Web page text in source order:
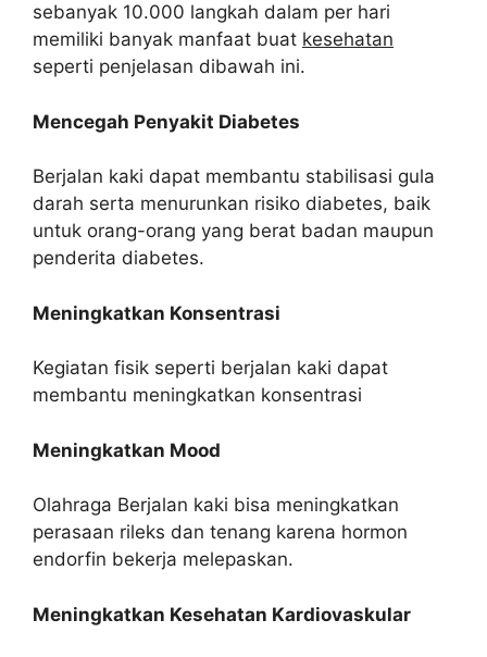
sebanyak 10.000 langkah dalam per hari
memiliki banyak manfaat buat kesehatan
seperti penjelasan dibawah ini.
Mencegah Penyakit Diabetes
Berjalan kaki dapat membantu stabilisasi gula
darah serta menurunkan risiko diabetes, baik
untuk orang-orang yang berat badan maupun
penderita diabetes.
Meningkatkan Konsentrasi
Kegiatan fisik seperti berjalan kaki dapat
membantu meningkatkan konsentrasi
Meningkatkan Mood
Olahraga Berjalan kaki bisa meningkatkan
perasaan rileks dan tenang karena hormon
endorfin bekerja melepaskan.
Meningkatkan Kesehatan Kardiovaskular